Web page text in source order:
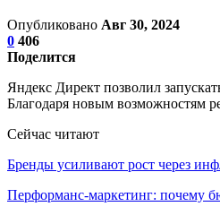
Опубликовано Авг 30, 2024
0 406
Поделится
Яндекс Директ позволил
Благодаря новым возможностям
Сейчас читают
Бренды усиливают рост через
Перформанс-маркетинг: почему